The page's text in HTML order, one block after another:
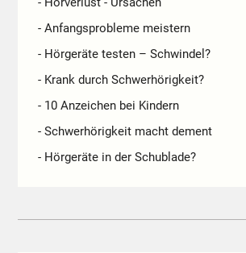
- Anfangsprobleme meistern
- Hörgeräte testen – Schwindel?
- Krank durch Schwerhörigkeit?
- 10 Anzeichen bei Kindern
- Schwerhörigkeit macht dement
- Hörgeräte in der Schublade?